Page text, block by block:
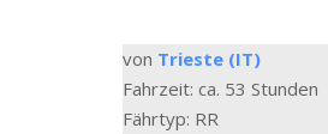
von Trieste (IT)
Fahrzeit: ca. 53 Stunden
Fährtyp: RR